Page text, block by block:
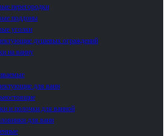
перегородки
поддоны
уголки
душевых ограждений
на ванну
для ванн
и полочки для ванной
для ванн